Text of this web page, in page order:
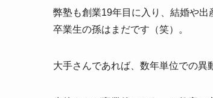
弊塾も創業19年目に入り、結婚や出
卒業生の孫はまだです（笑）。
大手さんであれば、数年単位での異